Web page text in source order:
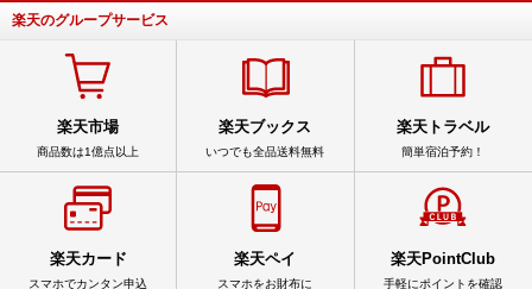
楽天のグループサービス
楽天市場
商品数は1億点以上
楽天ブックス
いつでも全品送料無料
楽天トラベル
簡単宿泊予約！
楽天カード
スマホでカンタン申込
楽天ペイ
スマホをお財布に
楽天PointClub
手軽にポイントを確認